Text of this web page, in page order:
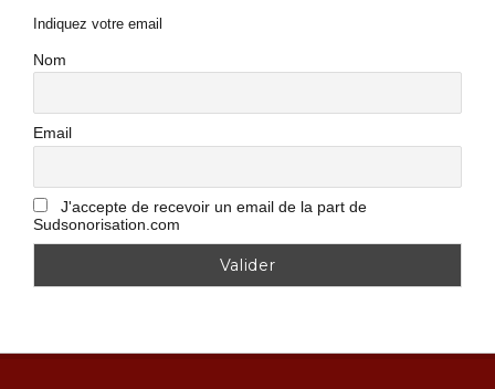
Indiquez votre email
Nom
Email
J'accepte de recevoir un email de la part de
Sudsonorisation.com